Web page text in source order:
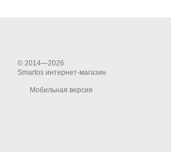
© 2014—2026
Smartos интернет-магазин
Мобильная версия